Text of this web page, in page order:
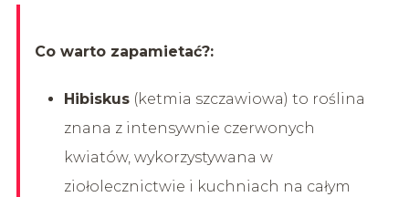
Co warto zapamietać?:
Hibiskus(ketmia szczawiowa) to roślina
znana z intensywnie czerwonych
kwiatów, wykorzystywana w
ziołolecznictwie i kuchniach na całym